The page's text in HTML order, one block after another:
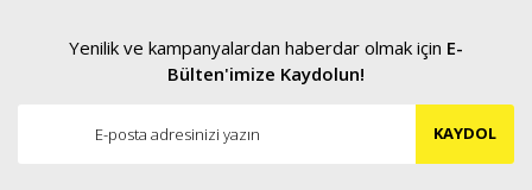
Yenilik ve kampanyalardan haberdar olmak için E-
Bülten'imize Kaydolun!
KAYDOL